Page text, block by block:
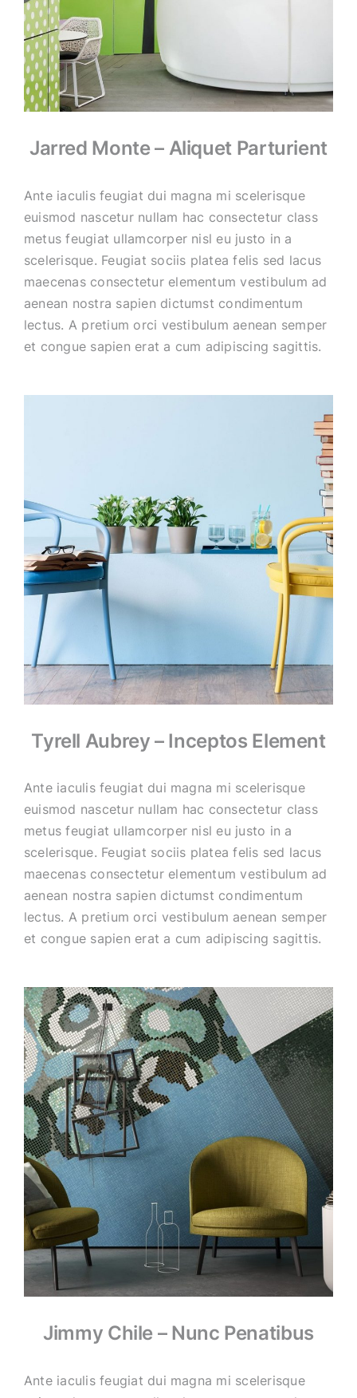
Jarred Monte – Aliquet Parturient
Ante iaculis feugiat dui magna mi scelerisque
euismod nascetur nullam hac consectetur class
metus feugiat ullamcorper nisl eu justo in a
scelerisque. Feugiat sociis platea felis sed lacus
maecenas consectetur elementum vestibulum ad
aenean nostra sapien dictumst condimentum
lectus. A pretium orci vestibulum aenean semper
et congue sapien erat a cum adipiscing sagittis.
Tyrell Aubrey – Inceptos Element
Ante iaculis feugiat dui magna mi scelerisque
euismod nascetur nullam hac consectetur class
metus feugiat ullamcorper nisl eu justo in a
scelerisque. Feugiat sociis platea felis sed lacus
maecenas consectetur elementum vestibulum ad
aenean nostra sapien dictumst condimentum
lectus. A pretium orci vestibulum aenean semper
et congue sapien erat a cum adipiscing sagittis.
Jimmy Chile – Nunc Penatibus
Ante iaculis feugiat dui magna mi scelerisque